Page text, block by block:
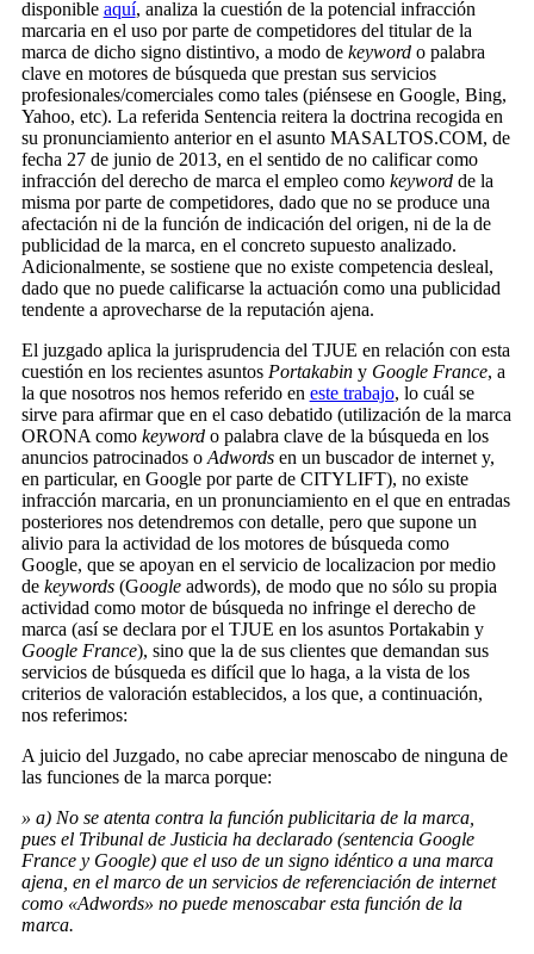
disponible aquí, analiza la cuestión de la potencial infracción
marcaria en el uso por parte de competidores del titular de la
marca de dicho signo distintivo, a modo de keywordo palabra
clave en motores de búsqueda que prestan sus servicios
profesionales/comerciales como tales (piénsese en Google, Bing,
Yahoo, etc). La referida Sentencia reitera la doctrina recogida en
su pronunciamiento anterior en el asunto MASALTOS.COM, de
fecha 27 de junio de 2013, en el sentido de no calificar como
infracción del derecho de marca el empleo como keywordde la
misma por parte de competidores, dado que no se produce una
afectación ni de la función de indicación del origen, ni de la de
publicidad de la marca, en el concreto supuesto analizado.
Adicionalmente, se sostiene que no existe competencia desleal,
dado que no puede calificarse la actuación como una publicidad
tendente a aprovecharse de la reputación ajena.
El juzgado aplica la jurisprudencia del TJUE en relación con esta
cuestión en los recientes asuntos Portakabiny Google France, a
la que nosotros nos hemos referido en este trabajo, lo cuál se
sirve para afirmar que en el caso debatido (utilización de la marca
ORONA como keywordo palabra clave de la búsqueda en los
anuncios patrocinados o Adwordsen un buscador de internet y,
en particular, en Google por parte de CITYLIFT), no existe
infracción marcaria, en un pronunciamiento en el que en entradas
posteriores nos detendremos con detalle, pero que supone un
alivio para la actividad de los motores de búsqueda como
Google, que se apoyan en el servicio de localizacion por medio
dekeywords(Googleadwords), de modo que no sólo su propia
actividad como motor de búsqueda no infringe el derecho de
marca (así se declara por el TJUE en los asuntos Portakabin y
Google France), sino que la de sus clientes que demandan sus
servicios de búsqueda es difícil que lo haga, a la vista de los
criterios de valoración establecidos, a los que, a continuación,
nos referimos:
A juicio del Juzgado, no cabe apreciar menoscabo de ninguna de
las funciones de la marca porque:
» a) No se atenta contra la función publicitaria de la marca,
pues el Tribunal de Justicia ha declarado (sentencia Google
France y Google) que el uso de un signo idéntico a una marca
ajena, en el marco de un servicios de referenciación de internet
como «Adwords» no puede menoscabar esta función de la
marca.